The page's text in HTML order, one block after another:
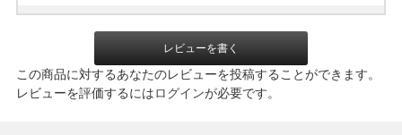
レビューを書く
この商品に対するあなたのレビューを投稿することができます。
レビューを評価するにはログインが必要です。